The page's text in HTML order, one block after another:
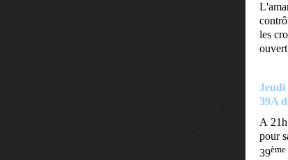
les
Jeudi
39A
A
pour
39ème